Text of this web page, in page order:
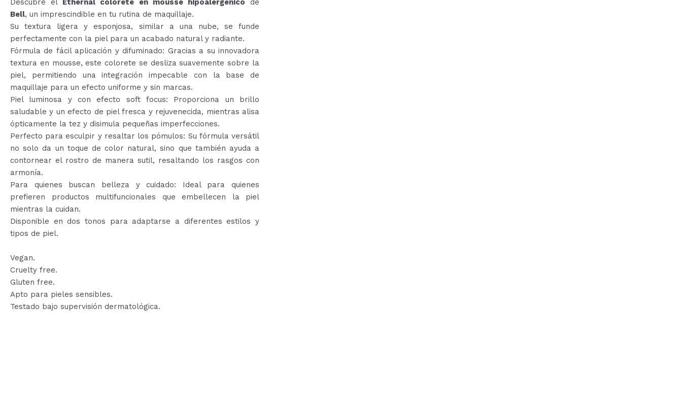
Bell, un imprescindible en tu rutina de maquillaje.
Su textura ligera y esponjosa, similar a una nube, se funde
perfectamente con la piel para un acabado natural y radiante.
Fórmula de fácil aplicación y difuminado: Gracias a su innovadora
textura en mousse, este colorete se desliza suavemente sobre la
piel, permitiendo una integración impecable con la base de
maquillaje para un efecto uniforme y sin marcas.
Piel luminosa y con efecto soft focus: Proporciona un brillo
saludable y un efecto de piel fresca y rejuvenecida, mientras alisa
ópticamente la tez y disimula pequeñas imperfecciones.
Perfecto para esculpir y resaltar los pómulos: Su fórmula versátil
no solo da un toque de color natural, sino que también ayuda a
contornear el rostro de manera sutil, resaltando los rasgos con
armonía.
Para quienes buscan belleza y cuidado: Ideal para quienes
prefieren productos multifuncionales que embellecen la piel
mientras la cuidan.
Disponible en dos tonos para adaptarse a diferentes estilos y
tipos de piel.
Vegan.
Cruelty free.
Gluten free.
Apto para pieles sensibles.
Testado bajo supervisión dermatológica.